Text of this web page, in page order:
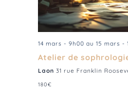
14 mars - 9h00 au 15 mars -
Atelier de
Laon 31 rue Franklin
180€